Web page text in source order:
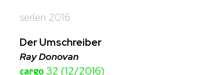
serien 2016
Der Umschreiber
Ray Donovan
cargo 32 (12/2016)